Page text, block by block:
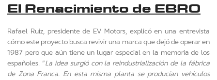
El Renacimiento de EBRO
Rafael Ruiz, presidente de EV Motors, explicó en una entrevista
cómo este proyecto busca revivir una marca que dejó de operar en
1987 pero que aún tiene un lugar especial en la memoria de los
españoles. “La idea surgió con la reindustrialización de la fábrica
de Zona Franca. En esta misma planta se producían vehículos